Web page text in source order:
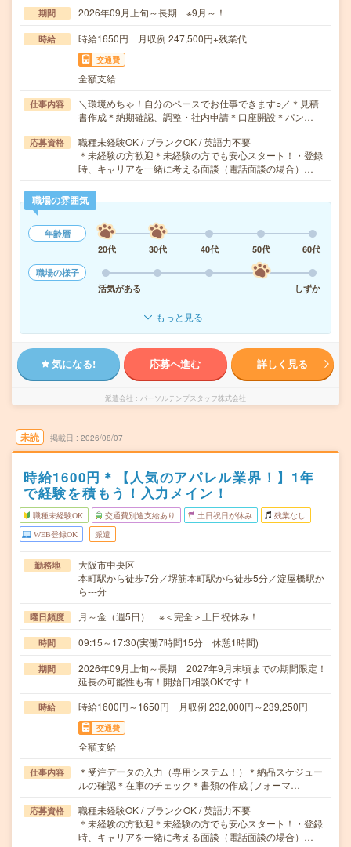
期間 2026年09月上旬～長期 ※9月～！
時給 時給1650円 月収例 247,500円+残業代
交通費
全額支給
仕事内容
＼環境めちゃ！自分のペースでお仕事できます○／＊見積
書作成＊納期確認、調整・社内申請＊口座開設＊パン…
応募資格
職種未経験OK / ブランクOK / 英語力不要
＊未経験の方歓迎＊未経験の方でも安心スタート！・登録
時、キャリアを一緒に考える面談（電話面談の場合）…
職場の雰囲気
年齢層
20代
30代 40代 50代
60代
職場の様子
活気がある
しずか
もっと見る
気になる! 応募へ進む 詳しく見る
派遣会社 パーソルテンプスタッフ株式会社
未読 掲載日 2026/08/07
時給1600円＊【人気のアパレル業界！】1年
で経験を積もう！入力メイン！
職種未経験OK 交通費別途支給あり 土日祝日が休み 残業なし
WEB登録OK 派遣
勤務地
大阪市中央区
本町駅から徒歩7分／堺筋本町駅から徒歩5分／淀屋橋駅か
ら---分
曜日頻度 月～金（週5日） ※＜完全＞土日祝休み！
時間 09:15～17:30(実働7時間15分 休憩1時間)
期間
2026年09月上旬～長期 2027年9月末頃までの期間限定！
延長の可能性も有！開始日相談OKです！
時給 時給1600円～1650円 月収例 232,000円～239,250円
交通費
全額支給
仕事内容
＊受注データの入力（専用システム！）＊納品スケジュー
ルの確認＊在庫のチェック＊書類の作成 (フォーマ…
応募資格
職種未経験OK / ブランクOK / 英語力不要
＊未経験の方歓迎＊未経験の方でも安心スタート！・登録
時、キャリアを一緒に考える面談（電話面談の場合）…